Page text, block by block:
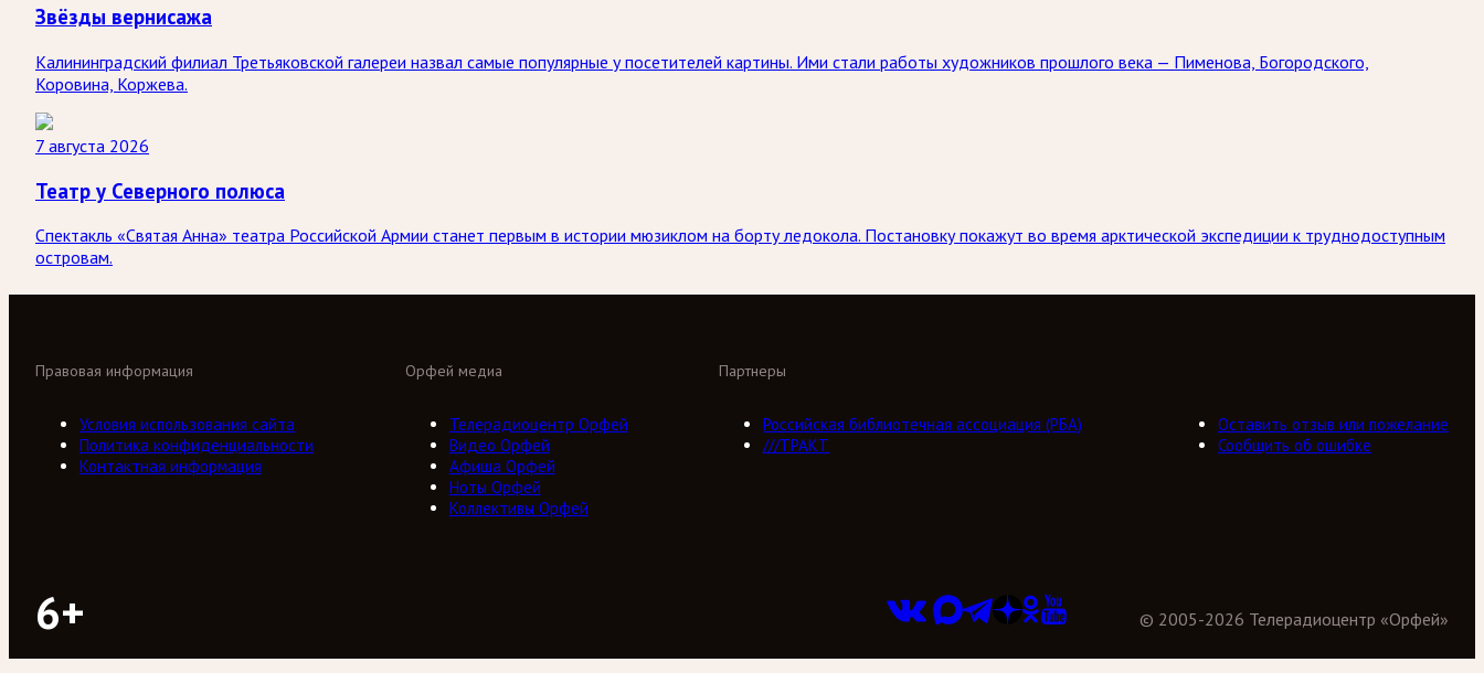
Звёзды вернисажа
Калининградский филиал Третьяковской галереи назвал самые популярные у посетителей картины. Ими стали работы художников прошлого века — Пименова, Богородского,
Коровина, Коржева.
7 августа 2026
Театр у Северного полюса
Спектакль «Святая Анна» театра Российской Армии станет первым в истории мюзиклом на борту ледокола. Постановку покажут во время арктической экспедиции к труднодоступным
островам.
Орфей медиа
Телерадиоцентр Орфей
Видео Орфей
Афиша Орфей
Ноты Орфей
Коллективы Орфей
Партнеры
Российская библиотечная ассоциация (РБА)
///ТРАКТ
Правовая информация
Условия использования сайта
Политика конфиденциальности
Контактная информация
Оставить отзыв или пожелание
Сообщить об ошибке
6+ © 2005-2026 Телерадиоцентр «Орфей»